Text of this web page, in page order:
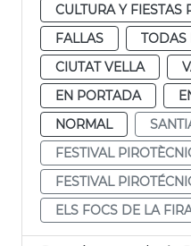
CULTURA Y FIESTAS
FALLAS
TODAS
CIUTAT VELLA
EN PORTADA
NORMAL
FESTIVAL
FESTIVAL
ELS FOCS DE LA